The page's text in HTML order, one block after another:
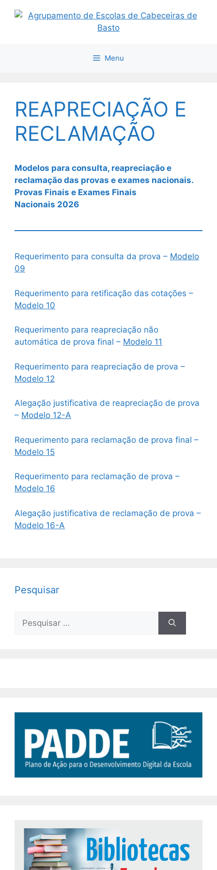
para
Menu
REAPRECIAÇÃO E
RECLAMAÇÃO
Modelos para consulta, reapreciação e
reclamação das provas e exames nacionais.
Provas Finais e Exames Finais
Nacionais 2026
Requerimento para consulta da prova – Modelo
09
Requerimento para retificação das cotações –
Modelo 10
Requerimento para reapreciação não
automática de prova final – Modelo 11
Requerimento para reapreciação de prova –
Modelo 12
Alegação justificativa de reapreciação de prova
– Modelo 12-A
Requerimento para reclamação de prova final –
Modelo 15
Requerimento para reclamação de prova –
Modelo 16
Alegação justificativa de reclamação de prova –
Modelo 16-A
Pesquisar
Pesquisar